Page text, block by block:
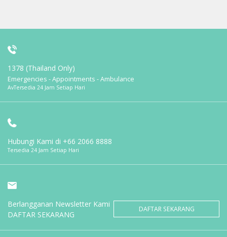
1378 (Thailand Only)
Emergencies - Appointments - Ambulance
AvTersedia 24 Jam Setiap Hari
Hubungi Kami di +66 2066 8888
Tersedia 24 Jam Setiap Hari
Berlangganan Newsletter Kami
DAFTAR SEKARANG
DAFTAR SEKARANG